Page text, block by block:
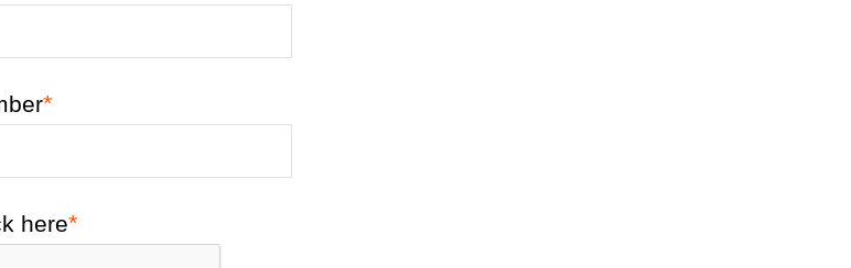
*
here*